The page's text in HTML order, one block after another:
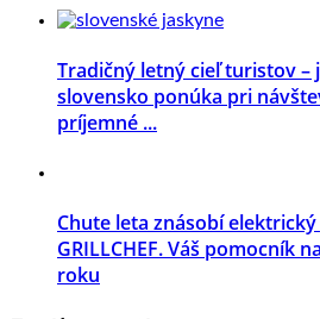
Tradičný letný cieľ turistov –
slovensko ponúka pri
príjemné ...
Chute leta znásobí elektrický
GRILLCHEF. Váš pomocník
roku